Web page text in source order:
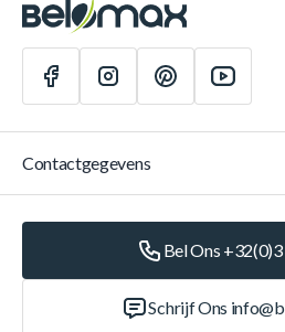
Contactgegevens
Bel Ons
Schrijf Ons